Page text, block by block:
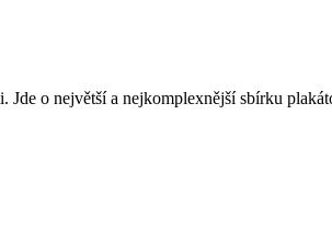
o největší a nejkomplexnější sbírku